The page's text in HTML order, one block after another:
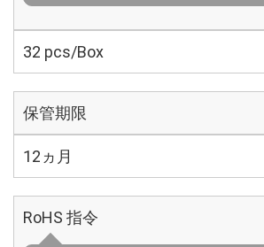
32 pcs/Box
保管期限
12ヵ月
RoHS 指令